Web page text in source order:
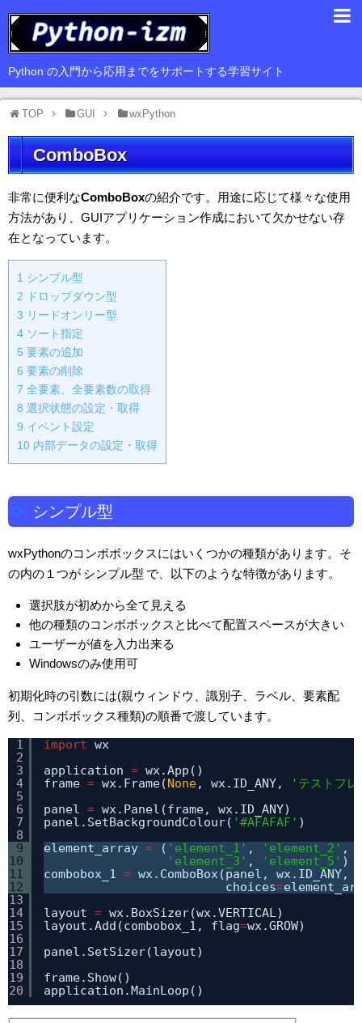
Python の入門から応用までをサポートする学習サイト
TOP GUI wxPython
ComboBox
非常に便利なComboBoxの紹介です。用途に応じて様々な使用
方法があり、GUIアプリケーション作成において欠かせない存
在となっています。
1 シンプル型
2 ドロップダウン型
3 リードオンリー型
4 ソート指定
5 要素の追加
6 要素の削除
7 全要素、全要素数の取得
8 選択状態の設定・取得
9 イベント設定
10 内部データの設定・取得
シンプル型
wxPythonのコンボボックスにはいくつかの種類があります。そ
の内の１つが シンプル型 で、以下のような特徴があります。
選択肢が初めから全て見える
他の種類のコンボボックスと比べて配置スペースが大きい
ユーザーが値を入力出来る
Windowsのみ使用可
初期化時の引数には(親ウィンドウ、識別子、ラベル、要素配
列、コンボボックス種類)の順番で渡しています。
1
2
3
4
5
6
7
8
9
10
11
12
13
14
15
16
17
18
19
20
import wx
application = wx.App()
frame = wx.Frame(None, wx.ID_ANY,
'テストフ
panel = wx.Panel(frame, wx.ID_ANY)
panel.SetBackgroundColour( '#AFAFAF' )
element_array = ( 'element_1' , 'element_2' ,
'element_3' , 'element_5' )
combobox_1 = wx.ComboBox(panel, wx.ID_ANY,
choices=
layout = wx.BoxSizer(wx.VERTICAL)
layout.Add(combobox_1, flag=wx.GROW)
panel.SetSizer(layout)
frame.Show()
application.MainLoop()
入門編
基礎編
豆知識
サードパーティ
Web
GUI
データ解析